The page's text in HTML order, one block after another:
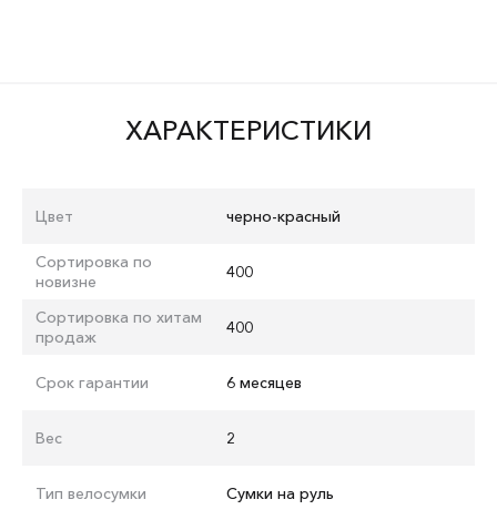
ХАРАКТЕРИСТИКИ
Цвет черно-красный
Сортировка по
новизне
400
Сортировка по хитам
продаж
400
Срок гарантии 6 месяцев
Вес 2
Тип велосумки Сумки на руль